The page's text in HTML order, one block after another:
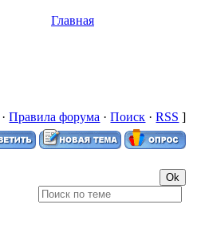
Главная
·Правила форума ·Поиск ·RSS ]